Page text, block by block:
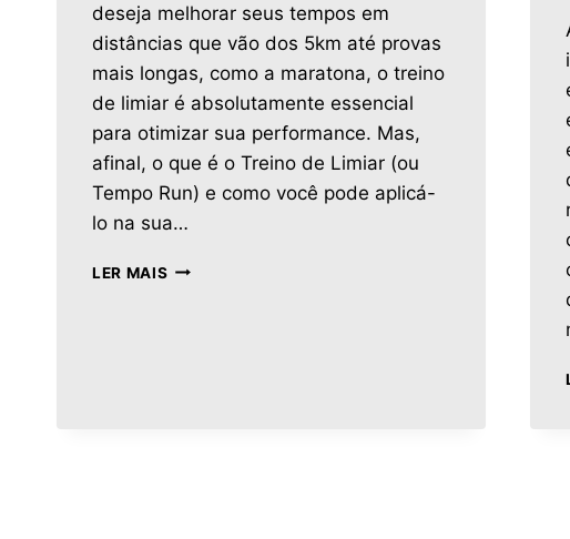
deseja melhorar seus tempos em
distâncias que vão dos 5km até provas
mais longas, como a maratona, o treino
de limiar é absolutamente essencial
para otimizar sua performance. Mas,
afinal, o que é o Treino de Limiar (ou
Tempo Run) e como você pode aplicá-
lo na sua…
LER MAIS